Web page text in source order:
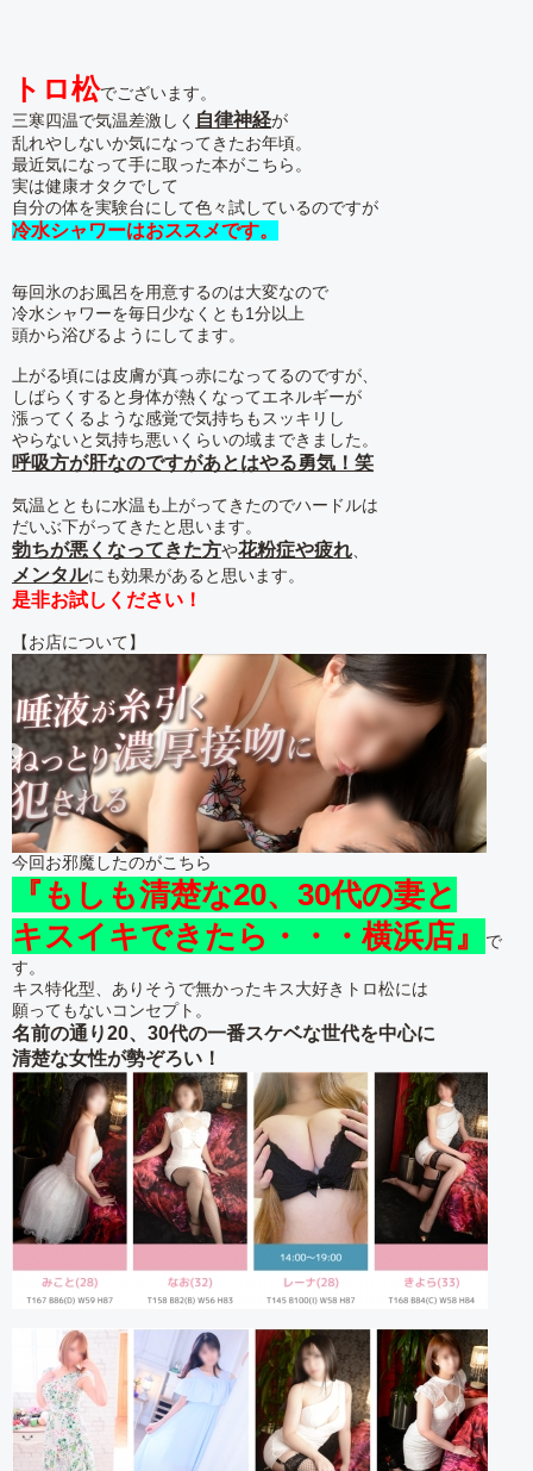
トロ松でございます。
三寒四温で気温差激しく 自律神経が
乱れやしないか気になってきたお年頃。
最近気になって手に取った本がこちら。
実は健康オタクでして
自分の体を実験台にして色々試しているのですが
冷水シャワーはおススメです。
毎回氷のお風呂を用意するのは大変なので
冷水シャワーを毎日少なくとも1分以上
頭から浴びるようにしてます。
上がる頃には皮膚が真っ赤になってるのですが、
しばらくすると身体が熱くなってエネルギーが
漲ってくるような感覚で気持ちもスッキリし
やらないと気持ち悪いくらいの域まできました。
呼吸方が肝なのですがあとはやる勇気！笑
気温とともに水温も上がってきたのでハードルは
だいぶ下がってきたと思います。
勃ちが悪くなってきた方や花粉症や疲れ
メンタルにも効果があると思います。
是非お試しください！
【お店について】
今回お邪魔したのがこちら
『もしも清楚な20、30代の妻と
キスイキできたら・・・横浜店』
で
す。
キス特化型、ありそうで無かったキス大好きトロ松には
願ってもないコンセプト。
名前の通り20、30代の一番スケベな世代を中心に
清楚な女性が勢ぞろい！